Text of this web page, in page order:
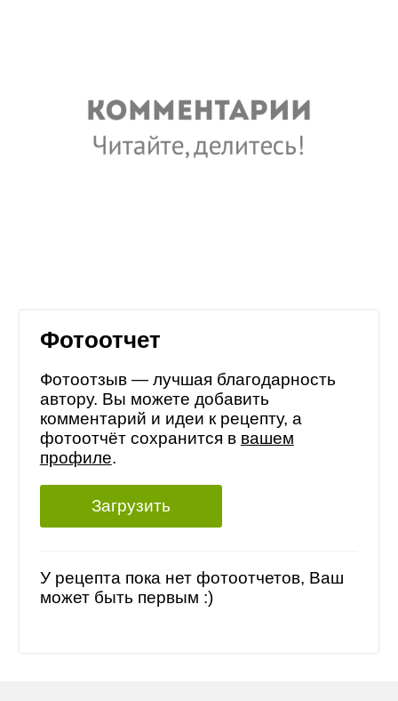
Фотоотчет
Фотоотзыв — лучшая благодарность
автору. Вы можете добавить
комментарий и идеи к рецепту, а
фотоотчёт сохранится в вашем
профиле.
Загрузить
У рецепта пока нет фотоотчетов, Ваш
может быть первым :)